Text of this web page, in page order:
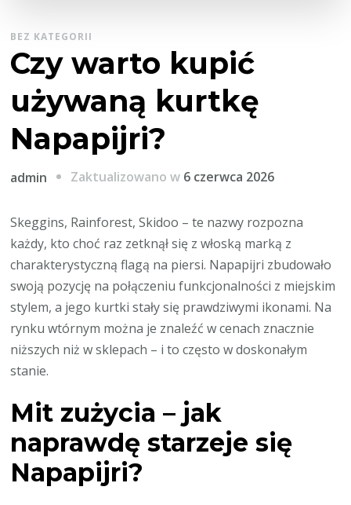
BEZ KATEGORII
Czy warto kupić
używaną kurtkę
Napapijri?
admin Zaktualizowano w 6 czerwca 2026
Skeggins, Rainforest, Skidoo – te nazwy rozpozna
każdy, kto choć raz zetknął się z włoską marką z
charakterystyczną flagą na piersi. Napapijri zbudowało
swoją pozycję na połączeniu funkcjonalności z miejskim
stylem, a jego kurtki stały się prawdziwymi ikonami. Na
rynku wtórnym można je znaleźć w cenach znacznie
niższych niż w sklepach – i to często w doskonałym
stanie.
Mit zużycia – jak
naprawdę starzeje się
Napapijri?